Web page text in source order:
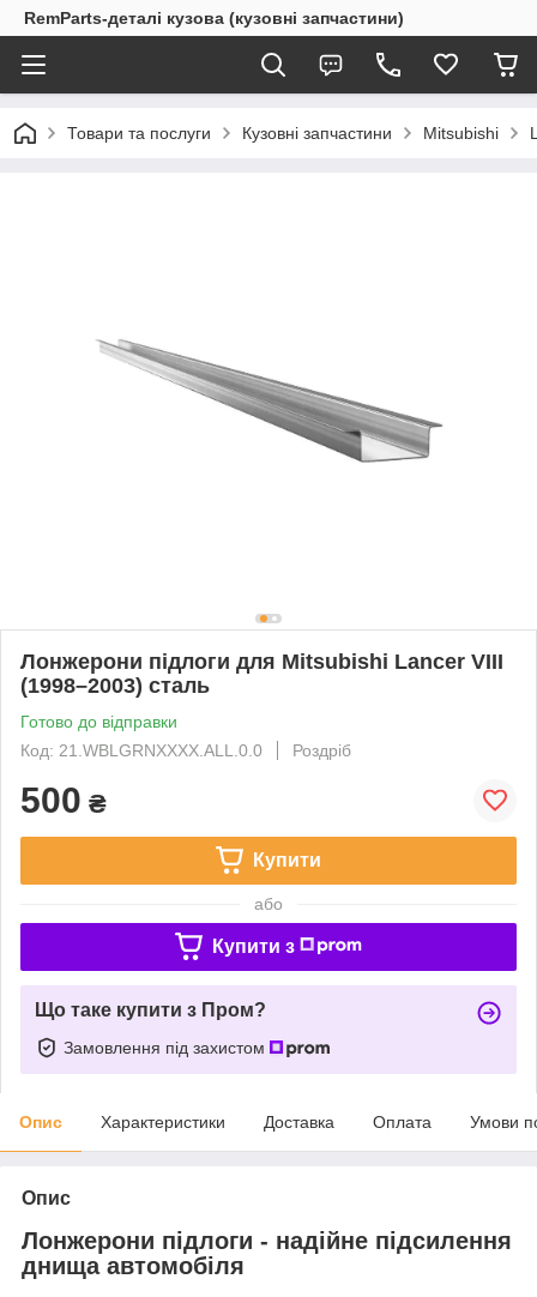
RemParts-деталі кузова (кузовні запчастини)
Товари та послуги Кузовні запчастини Mitsubishi
Лонжерони підлоги для Mitsubishi Lancer VIII
(1998–2003) сталь
Готово до відправки
Код: 21.WBLGRNXXXX.ALL.0.0
Роздріб
500 ₴
Купити
або
Купити з
Що таке купити з Пром?
Замовлення під захистом
Опис Характеристики Доставка Оплата Умови
Опис
Лонжерони підлоги - надійне підсилення
днища автомобіля